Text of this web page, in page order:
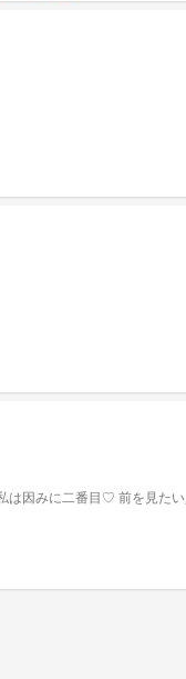
ア画の人達とのリレーです。私は因みに二